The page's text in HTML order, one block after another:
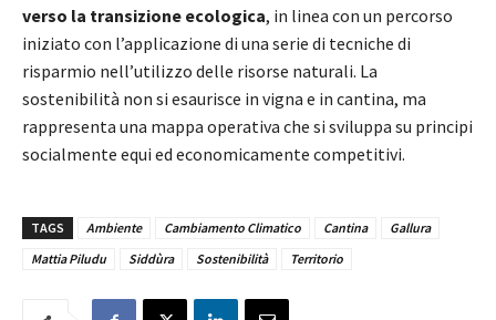
verso la transizione ecologica, in linea con un percorso
iniziato con l’applicazione di una serie di tecniche di
risparmio nell’utilizzo delle risorse naturali. La
sostenibilità non si esaurisce in vigna e in cantina, ma
rappresenta una mappa operativa che si sviluppa su principi
socialmente equi ed economicamente competitivi.
TAGS Ambiente Cambiamento Climatico Cantina
Gallura
Mattia Piludu
Siddùra Sostenibilità Territorio